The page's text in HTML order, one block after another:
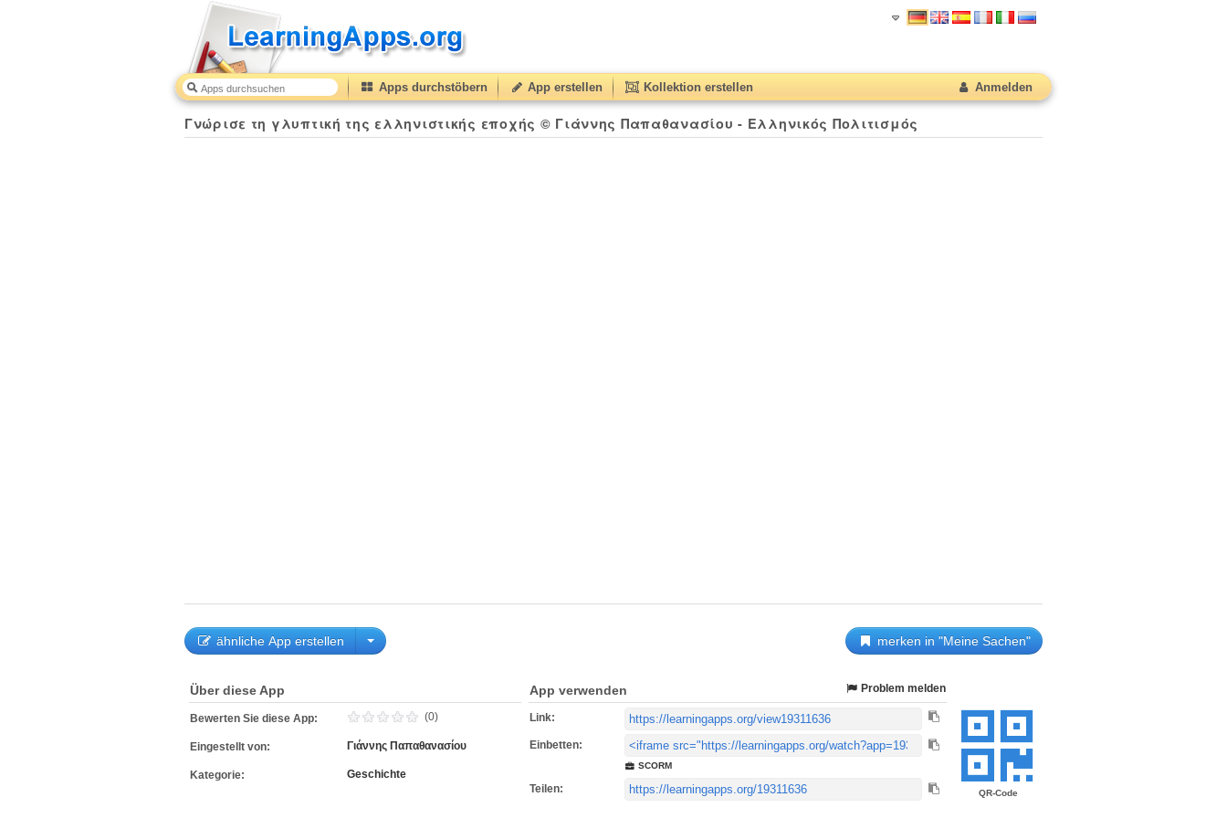
Apps durchstöbern App erstellen Kollektion erstellen Anmelden
Γνώρισε τη γλυπτική της ελληνιστικής εποχής © Γιάννης Παπαθανασίου - Ελληνικός Πολιτισμός
ähnliche App erstellen merken in "Meine Sachen"
QR-Code
Über diese App
Bewerten Sie diese App: (0)
Eingestellt von: Γιάννης Παπαθανασίου
Kategorie: Geschichte
App verwenden Problem melden
Link:
Einbetten:
SCORM
Teilen: